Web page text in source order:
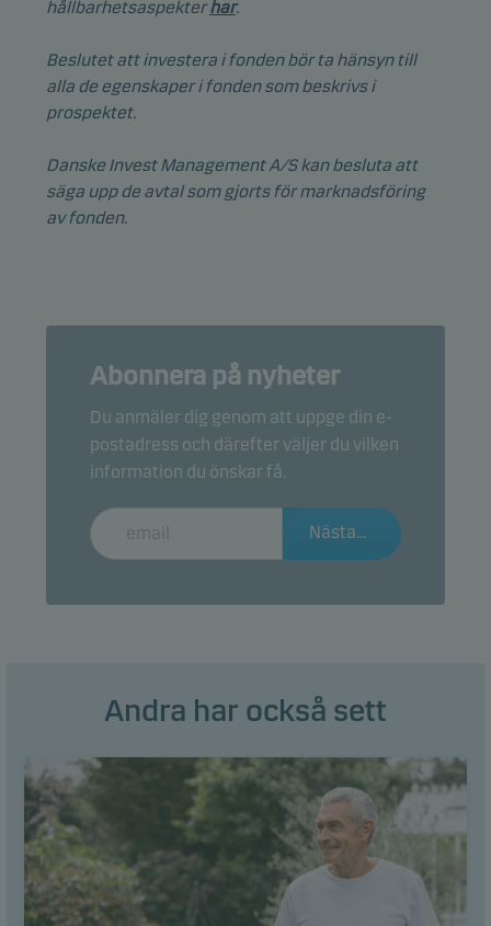
hållbarhetsaspekterhär.
Beslutet att investera i fonden bör ta hänsyn till
alla de egenskaper i fonden som beskrivs i
prospektet.
Danske Invest Management A/S kan besluta att
säga upp de avtal som gjorts för marknadsföring
av fonden.
Abonnera på nyheter
Du anmäler dig genom att uppge din e-
postadress och därefter väljer du vilken
information du önskar få.
Nästa...
Andra har också sett